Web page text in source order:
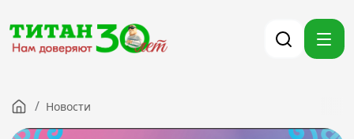
Компания
/ Новости